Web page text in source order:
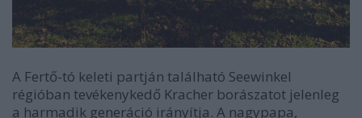
A Fertő-tó keleti partján található Seewinkel
régióban tevékenykedő Kracher borászatot jelenleg
a harmadik generáció irányítja. A nagypapa,